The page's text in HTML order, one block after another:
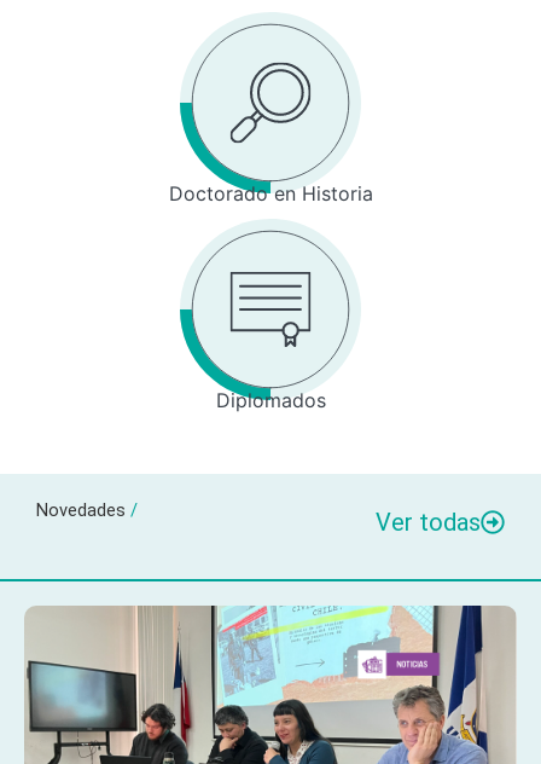
Doctorado en Historia
Diplomados
Novedades / Ver todas